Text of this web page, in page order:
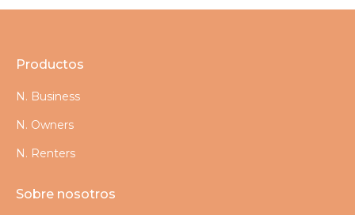
Productos
N. Business
N. Owners
N. Renters
Sobre nosotros